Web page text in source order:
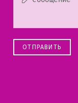
ОТПРАВИТЬ